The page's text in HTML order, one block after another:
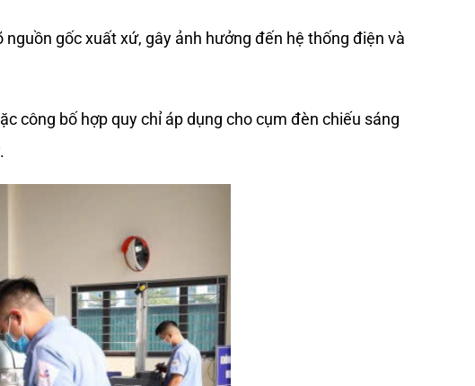
gốc xuất xứ, gây ảnh hưởng đến hệ thống điện và
công bố hợp quy chỉ áp dụng cho cụm đèn chiếu sáng